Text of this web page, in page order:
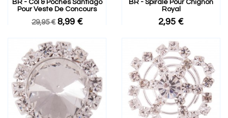
BR - Col & Poches Santiago
Pour Veste De Concours
29,95 € 8,99 €
BR - Spirale Pour Chignon
Royal
2,95 €